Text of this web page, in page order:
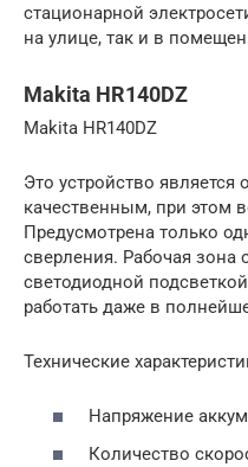
стационарной
на улице, так и в
Makita HR140DZ
Makita HR140DZ
Это устройство
качественным, при этом
Предусмотрена только
сверления. Рабочая зона
светодиодной
работать даже в
Технические
Напряжение
Количество